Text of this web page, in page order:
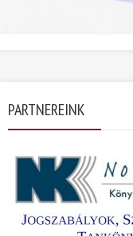
PARTNEREINK